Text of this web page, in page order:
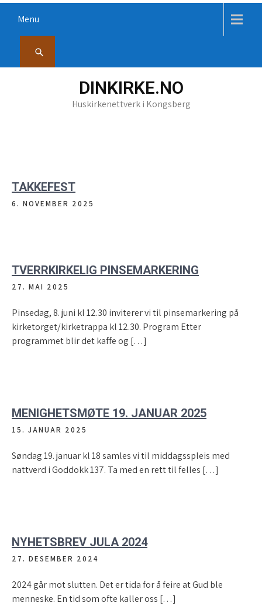
content
Menu
DINKIRKE.NO
Huskirkenettverk i Kongsberg
TAKKEFEST
6. NOVEMBER 2025
TVERRKIRKELIG PINSEMARKERING
27. MAI 2025
Pinsedag, 8. juni kl 12.30 inviterer vi til pinsemarkering på
kirketorget/kirketrappa kl 12.30. Program Etter
programmet blir det kaffe og […]
MENIGHETSMØTE 19. JANUAR 2025
15. JANUAR 2025
Søndag 19. januar kl 18 samles vi til middagsspleis med
nattverd i Goddokk 137. Ta med en rett til felles […]
NYHETSBREV JULA 2024
27. DESEMBER 2024
2024 går mot slutten. Det er tida for å feire at Gud ble
menneske. En tid som ofte kaller oss […]